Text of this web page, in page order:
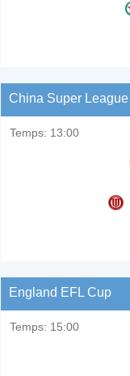
China Super League
Temps: 13:00
England EFL Cup
Temps: 15:00